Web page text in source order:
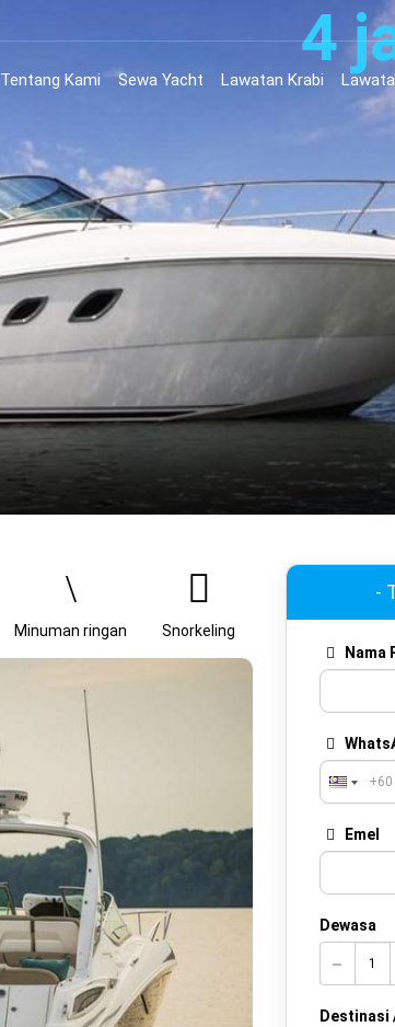
Tentang Kami Sewa Yacht Lawatan Krabi
4
Minuman ringan Snorkeling
-
Nama
Emel
Dewasa
Destinasi